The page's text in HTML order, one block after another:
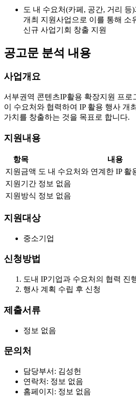
도 내 수요처(카페, 공간, 거리 등
개최 지원사업으로 이를 통해 소
신규 사업기회 창출 지원
공고문 분석 내용
사업개요
서부권역 콘텐츠IP활용 확장지원 프로
이 수요처와 협력하여 IP 활용 행사 개
가치를 창출하는 것을 목표로 합니다.
지원내용
항목
내용
지원금액 도 내 수요처와 연계한 IP 활
지원기간 정보 없음
지원방식 정보 없음
지원대상
중소기업
신청방법
도내 IP기업과 수요처의 협력 진
행사 계획 수립 후 신청
제출서류
정보 없음
문의처
담당부서: 김성헌
연락처: 정보 없음
홈페이지: 정보 없음